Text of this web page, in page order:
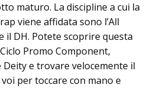
maturo. La discipline a cui la
viene affidata sono l’All
il DH. Potete scoprire questa
Promo Component,
e trovare velocemente il
per toccare con mano e